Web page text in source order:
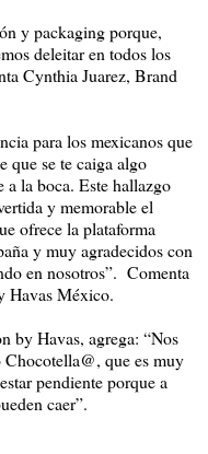
y packaging porque,
deleitar en todos los
Cynthia Juarez, Brand
para los mexicanos que
que se te caiga algo
a la boca. Este hallazgo
y memorable el
ofrece la plataforma
y muy agradecidos con
en nosotros”. Comenta
Havas México.
by Havas, agrega: “Nos
que es muy
pendiente porque a
caer”.